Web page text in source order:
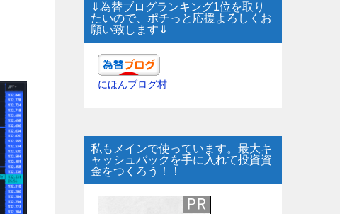
⇓為替ブログランキング1位を取り
たいので、ポチっと応援よろしくお
願い致します⇓
にほんブログ村
私もメインで使っています。最大キ
ャッシュバックを手に入れて投資資
金をつくろう！！